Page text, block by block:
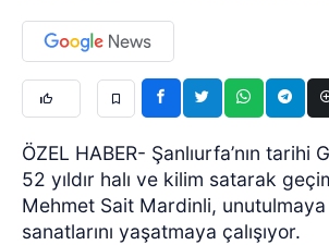
ÖZEL HABER- Şanlıurfa’nın tarihi
52 yıldır halı ve kilim satarak
Mehmet Sait Mardinli,
sanatlarını yaşatmaya çalışıyor.